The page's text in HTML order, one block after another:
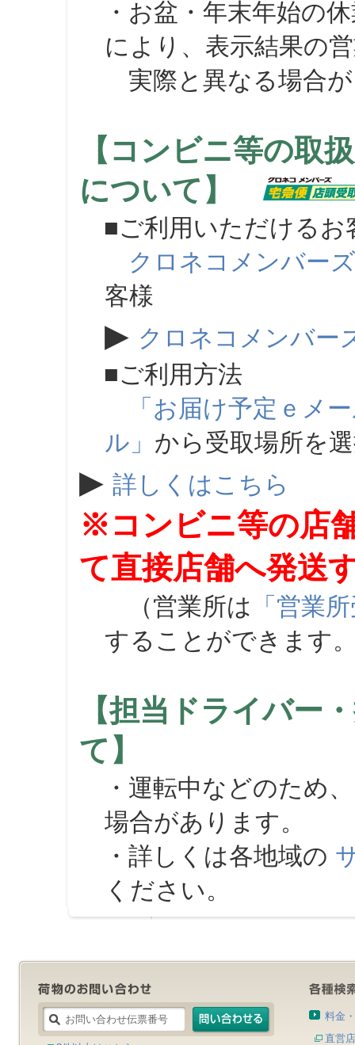
・お盆・年末年始の
により、表示結果の
実際と異なる場合が
【コンビニ等の取
について】
■ご利用いただけるお
クロネコメンバーズ
客様
▶ クロネコメンバー
■ご利用方法
「お届け予定ｅメ
ル」 から受取場所を
▶ 詳しくはこちら
※コンビニ等の店
て直接店舗へ発送
（営業所は 「営業
することができます
【担当ドライバー
て】
・運転中などのため
場合があります。
・詳しくは各地域の
ください。
料金
直営